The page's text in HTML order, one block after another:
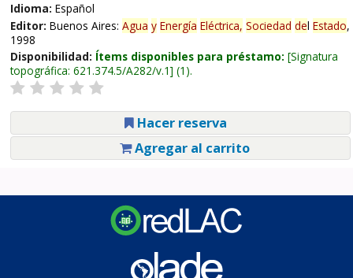
Idioma: Español
Editor: Buenos Aires: Agua y Energía Eléctrica, Sociedad del Estado,
1998
Disponibilidad: Ítems disponibles para préstamo: Signatura
topográfica: 621.374.5/A282/v.1 (1).
Hacer reserva
Agregar al carrito